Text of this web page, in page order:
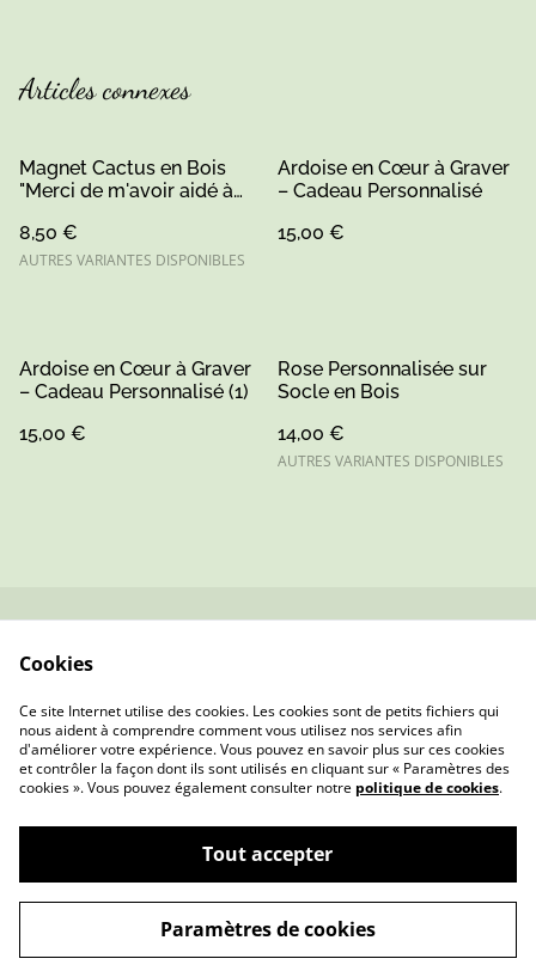
Articles connexes
Magnet Cactus en Bois
"Merci de m'avoir aidé à
8,50 €
AUTRES VARIANTES DISPONIBLES
Ardoise en Cœur à Graver
– Cadeau Personnalisé
15,00 €
Ardoise en Cœur à Graver
– Cadeau Personnalisé (1)
15,00 €
Rose Personnalisée sur
Socle en Bois
14,00 €
AUTRES VARIANTES DISPONIBLES
confidentialité
©2026
Mme Pois — Bijoux & Cadeaux Faits Main en
Sarthe
powered by
Cookies
Ce site Internet utilise des cookies. Les cookies sont de petits fichiers qui
nous aident à comprendre comment vous utilisez nos services afin
d'améliorer votre expérience. Vous pouvez en savoir plus sur ces cookies
et contrôler la façon dont ils sont utilisés en cliquant sur « Paramètres des
cookies ». Vous pouvez également consulter notre politique de cookies.
Tout accepter
Paramètres de cookies